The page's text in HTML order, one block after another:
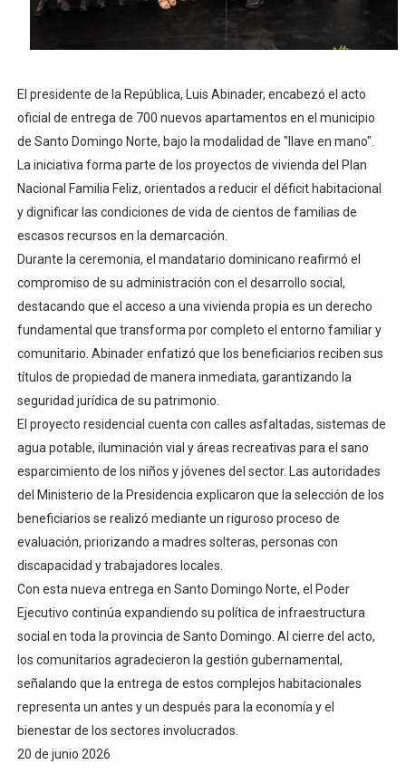
Lee Ballester a los que se forman como agentes
Trabajadores de la prensa y Obispado de la Provincia
Ministerio de Cultura anuncia ganadores de Premios
Más de 180 dirigentes sindicales de las Américas se
​El presidente de la República, Luis Abinader, encabezó el acto
oficial de entrega de 700 nuevos apartamentos en el municipio
de Santo Domingo Norte, bajo la modalidad de "llave en mano".
La iniciativa forma parte de los proyectos de vivienda del Plan
Nacional Familia Feliz, orientados a reducir el déficit habitacional
y dignificar las condiciones de vida de cientos de familias de
escasos recursos en la demarcación.
​Durante la ceremonia, el mandatario dominicano reafirmó el
compromiso de su administración con el desarrollo social,
destacando que el acceso a una vivienda propia es un derecho
fundamental que transforma por completo el entorno familiar y
comunitario. Abinader enfatizó que los beneficiarios reciben sus
títulos de propiedad de manera inmediata, garantizando la
seguridad jurídica de su patrimonio.
​El proyecto residencial cuenta con calles asfaltadas, sistemas de
agua potable, iluminación vial y áreas recreativas para el sano
esparcimiento de los niños y jóvenes del sector. Las autoridades
del Ministerio de la Presidencia explicaron que la selección de los
beneficiarios se realizó mediante un riguroso proceso de
evaluación, priorizando a madres solteras, personas con
discapacidad y trabajadores locales.
​Con esta nueva entrega en Santo Domingo Norte, el Poder
Ejecutivo continúa expandiendo su política de infraestructura
social en toda la provincia de Santo Domingo. Al cierre del acto,
los comunitarios agradecieron la gestión gubernamental,
señalando que la entrega de estos complejos habitacionales
representa un antes y un después para la economía y el
bienestar de los sectores involucrados.
20 de junio 2026